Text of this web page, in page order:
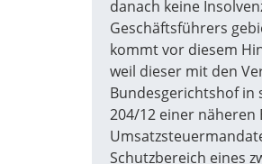
danach keine
Geschäftsführers
kommt vor diesem
weil dieser mit den
Bundesgerichtshof in
204/12 einer
Schutzbereich eines